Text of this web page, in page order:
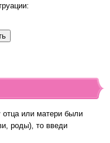
отца или матери были
роды), то введи